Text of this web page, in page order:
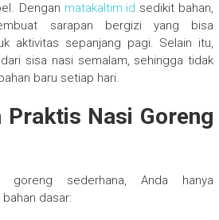
Dengan matakaltim.id sedikit bahan,
sarapan bergizi yang bisa
aktivitas sepanjang pagi. Selain itu,
sisa nasi semalam, sehingga tidak
baru setiap hari.
Praktis Nasi Goreng
goreng sederhana, Anda hanya
dasar: